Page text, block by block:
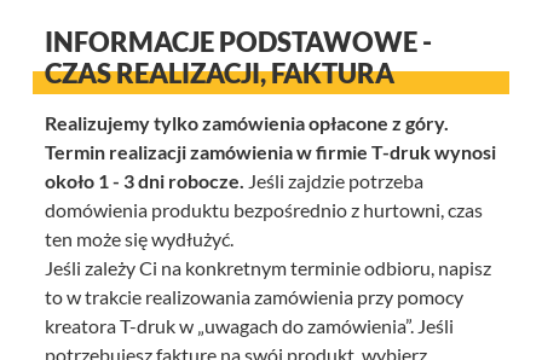
INFORMACJE PODSTAWOWE -
CZAS REALIZACJI, FAKTURA
Realizujemy tylko zamówienia opłacone z góry.
Termin realizacji zamówienia w firmie T-druk wynosi
około 1 - 3 dni robocze. Jeśli zajdzie potrzeba
domówienia produktu bezpośrednio z hurtowni, czas
ten może się wydłużyć.
Jeśli zależy Ci na konkretnym terminie odbioru, napisz
to w trakcie realizowania zamówienia przy pomocy
kreatora T-druk w „uwagach do zamówienia”. Jeśli
potrzebujesz fakturę na swój produkt, wybierz